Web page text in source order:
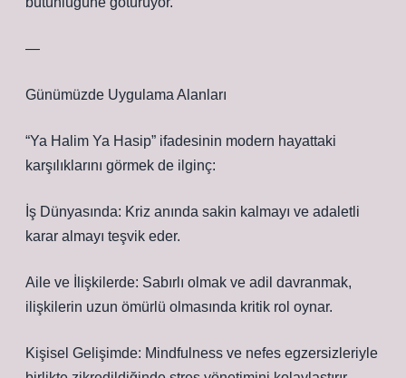
—
Günümüzde Uygulama Alanları
“Ya Halim Ya Hasip” ifadesinin modern hayattaki
karşılıklarını görmek de ilginç:
İş Dünyasında: Kriz anında sakin kalmayı ve adaletli
karar almayı teşvik eder.
Aile ve İlişkilerde: Sabırlı olmak ve adil davranmak,
ilişkilerin uzun ömürlü olmasında kritik rol oynar.
Kişisel Gelişimde: Mindfulness ve nefes egzersizleriyle